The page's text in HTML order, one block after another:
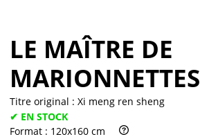
LE MAÎTRE DE
MARIONNETTES
Titre original : Xi meng ren sheng
✔ EN STOCK
Format : 120x160 cm